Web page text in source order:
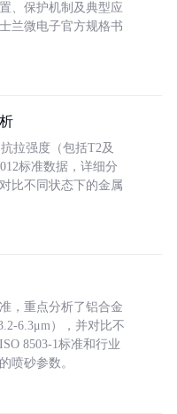
、保护机制及典型应
兰微电子官方规格书
拉强度（包括T2及
标准数据，详细分
比不同状态下的金属
，重点分析了铝合金
6.3μm），并对比不
8503-1标准和行业
喷砂参数。